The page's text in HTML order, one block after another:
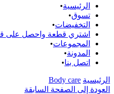
الرئيسية
تسوق
التخفيضات
اشتري قطعة واحصل على
المجموعات
المدونة
اتصل بنا
الرئيسية Body care
العودة إلى الصفحة السابقة